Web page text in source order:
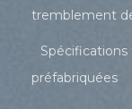
tremblement
préfabriquées